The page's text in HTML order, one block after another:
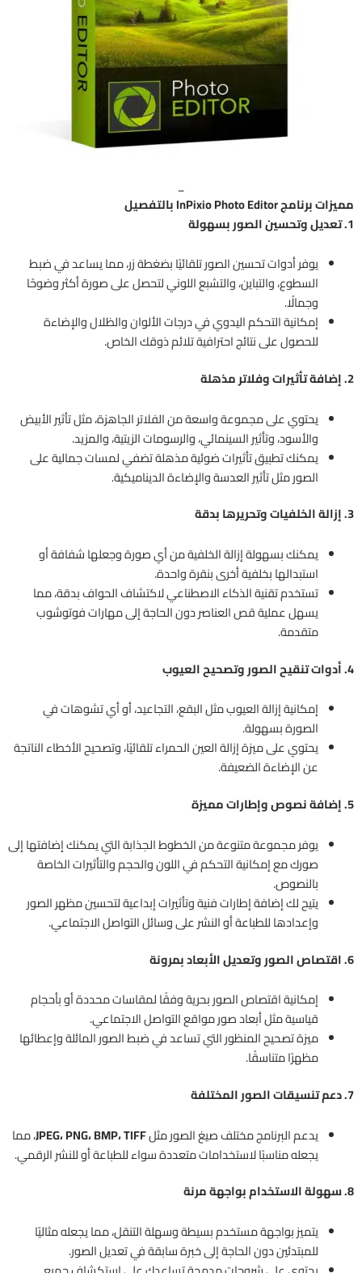
_
مميزات برنامج InPixio Photo Editor بالتفصيل
1. تعديل وتحسين الصور بسهولة
يوفر أدوات تحسين الصور تلقائيًا بضغطة زر، مما يساعد في ضبط
السطوع، والتباين، والتشبع اللوني لتحصل على صورة أكثر وضوحًا
وجمالًا.
إمكانية التحكم اليدوي في درجات الألوان والظلال والإضاءة
للحصول على نتائج احترافية تلائم ذوقك الخاص.
2. إضافة تأثيرات وفلاتر مذهلة
يحتوي على مجموعة واسعة من الفلاتر الجاهزة، مثل تأثير الأبيض
والأسود، وتأثير السينمائي، والرسومات الزيتية، والمزيد.
يمكنك تطبيق تأثيرات ضوئية مذهلة تضفي لمسات جمالية على
الصور مثل تأثير العدسة والإضاءة الديناميكية.
3. إزالة الخلفيات وتحريرها بدقة
يمكنك بسهولة إزالة الخلفية من أي صورة وجعلها شفافة أو
استبدالها بخلفية أخرى بنقرة واحدة.
تستخدم تقنية الذكاء الاصطناعي لاكتشاف الحواف بدقة، مما
يسهل عملية قص العناصر دون الحاجة إلى مهارات فوتوشوب
متقدمة.
4. أدوات تنقيح الصور وتصحيح العيوب
إمكانية إزالة العيوب مثل البقع، التجاعيد، أو أي تشوهات في
الصورة بسهولة.
يحتوي على ميزة إزالة العين الحمراء تلقائيًا، وتصحيح الأخطاء الناتجة
عن الإضاءة الضعيفة.
5. إضافة نصوص وإطارات مميزة
يوفر مجموعة متنوعة من الخطوط الجذابة التي يمكنك إضافتها إلى
صورك مع إمكانية التحكم في اللون والحجم والتأثيرات الخاصة
بالنصوص.
يتيح لك إضافة إطارات فنية وتأثيرات إبداعية لتحسين مظهر الصور
وإعدادها للطباعة أو النشر على وسائل التواصل الاجتماعي.
6. اقتصاص الصور وتعديل الأبعاد بمرونة
إمكانية اقتصاص الصور بحرية وفقًا لمقاسات محددة أو بأحجام
قياسية مثل أبعاد صور مواقع التواصل الاجتماعي.
ميزة تصحيح المنظور التي تساعد في ضبط الصور المائلة وإعطائها
مظهرًا متناسقًا.
7. دعم تنسيقات الصور المختلفة
يدعم البرنامج مختلف صيغ الصور مثلJPEG، PNG، BMP، TIFF، مما
يجعله مناسبًا لاستخدامات متعددة سواء للطباعة أو للنشر الرقمي.
8. سهولة الاستخدام بواجهة مرنة
يتميز بواجهة مستخدم بسيطة وسهلة التنقل، مما يجعله مثاليًا
للمبتدئين دون الحاجة إلى خبرة سابقة في تعديل الصور.